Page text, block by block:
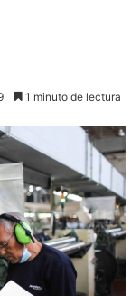
1 minuto de lectura